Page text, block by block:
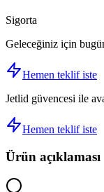
Sigorta
Geleceğiniz için
Hemen teklif iste
Jetlid güvencesi ile
Hemen teklif iste
Ürün açıklaması